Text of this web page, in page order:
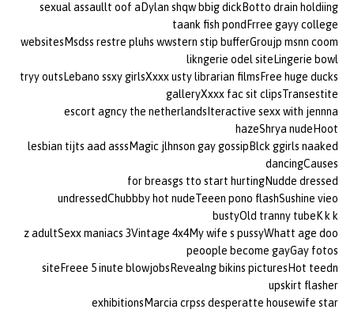
sexual assaullt oof aDylan shqw bbig dickBotto drain holdiing
taank fish pondFrree gayy college
websitesMsdss restre pluhs wwstern stip bufferGroujp msnn coom
likngerie odel siteLingerie bowl
tryy outsLebano ssxy girlsXxxx usty librarian filmsFree huge ducks
galleryXxxx fac sit clipsTransestite
escort agncy the netherlandsIteractive sexx with jennna
hazeShrya nudeHoot
lesbian tijts aad asssMagic jlhnson gay gossipBlck ggirls naaked
dancingCauses
for breasgs tto start hurtingNudde dressed
undressedChubbby hot nudeTeeen pono flashSushine vieo
bustyOld tranny tubeK k k
z adultSexx maniacs 3Vintage 4x4My wife s pussyWhatt age doo
peoople become gayGay fotos
siteFreee 5 inute blowjobsRevealng bikins picturesHot teedn
upskirt flasher
exhibitionsMarcia crpss desperatte housewife star